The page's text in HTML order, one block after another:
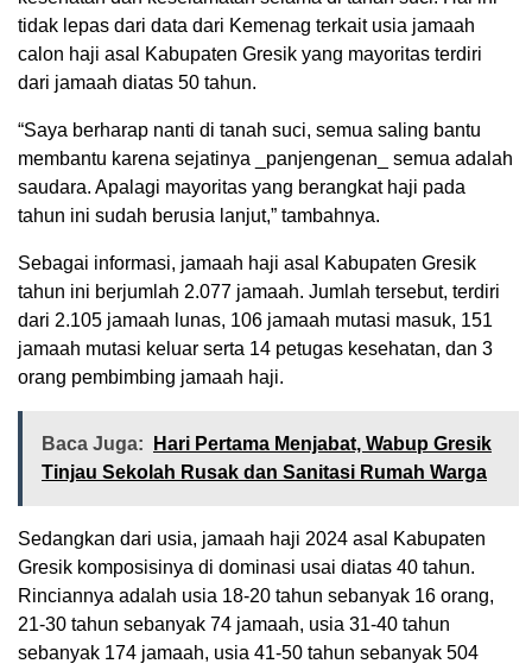
tidak lepas dari data dari Kemenag terkait usia jamaah
calon haji asal Kabupaten Gresik yang mayoritas terdiri
dari jamaah diatas 50 tahun.
“Saya berharap nanti di tanah suci, semua saling bantu
membantu karena sejatinya _panjengenan_ semua adalah
saudara. Apalagi mayoritas yang berangkat haji pada
tahun ini sudah berusia lanjut,” tambahnya.
Sebagai informasi, jamaah haji asal Kabupaten Gresik
tahun ini berjumlah 2.077 jamaah. Jumlah tersebut, terdiri
dari 2.105 jamaah lunas, 106 jamaah mutasi masuk, 151
jamaah mutasi keluar serta 14 petugas kesehatan, dan 3
orang pembimbing jamaah haji.
Baca Juga:
Hari Pertama Menjabat, Wabup Gresik
Tinjau Sekolah Rusak dan Sanitasi Rumah Warga
Sedangkan dari usia, jamaah haji 2024 asal Kabupaten
Gresik komposisinya di dominasi usai diatas 40 tahun.
Rinciannya adalah usia 18-20 tahun sebanyak 16 orang,
21-30 tahun sebanyak 74 jamaah, usia 31-40 tahun
sebanyak 174 jamaah, usia 41-50 tahun sebanyak 504